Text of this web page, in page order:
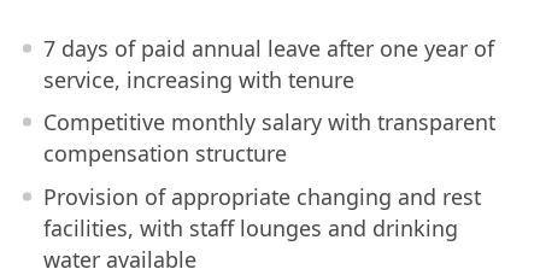
7 days of paid annual leave after one year of
service, increasing with tenure
Competitive monthly salary with transparent
compensation structure
Provision of appropriate changing and rest
facilities, with staff lounges and drinking
water available